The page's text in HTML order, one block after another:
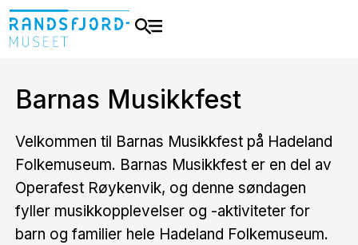
Barnas Musikkfest
Velkommen til Barnas Musikkfest på Hadeland
Folkemuseum. Barnas Musikkfest er en del av
Operafest Røykenvik, og denne søndagen
fyller musikkopplevelser og -aktiviteter for
barn og familier hele Hadeland Folkemuseum.